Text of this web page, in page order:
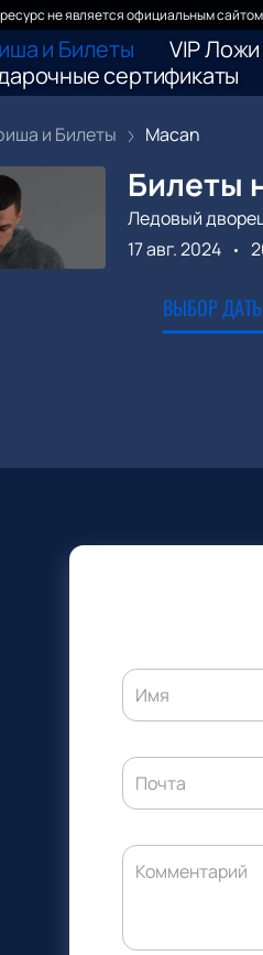
не является официальным
и Билеты VIP Ложи
сертификаты
и Билеты Macan
Билеты
Ледовый
17 авг. 2024
ВЫБОР
Имя
Почта
Комментарий